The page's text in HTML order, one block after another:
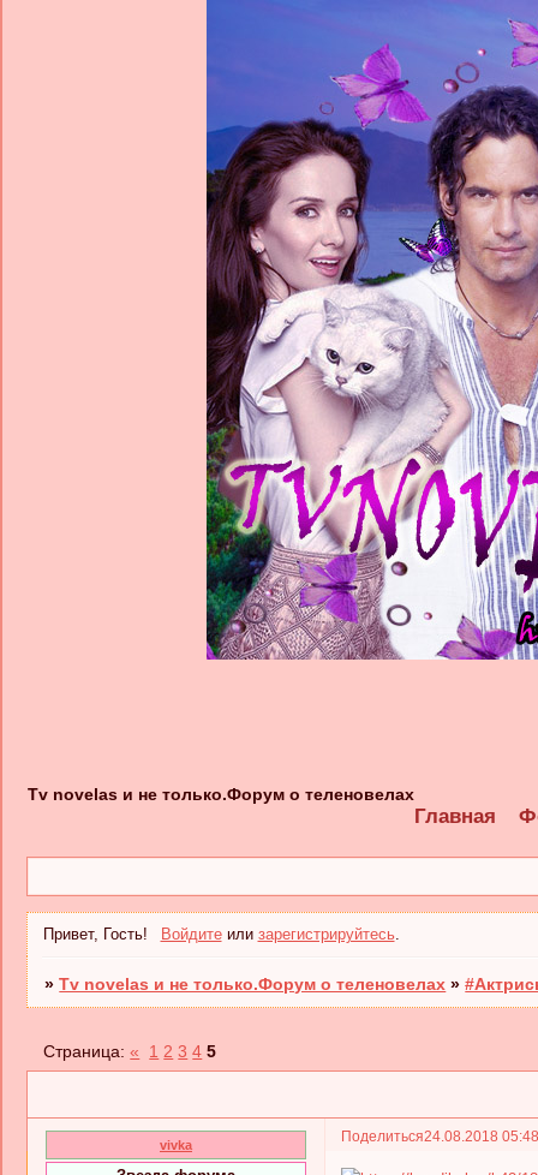
Tv novelas и не только.Форум о теленовелах
Главная
Привет, Гость! Войдитеили зарегистрируйтесь.
»Tv novelas и не только.Форум о теленовелах »
Страница:« 1 2 3 4 5
Поделиться24.08.2018
vivka